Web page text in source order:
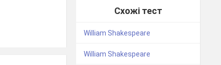
Схожі тест
William Shakespeare
William Shakespeare